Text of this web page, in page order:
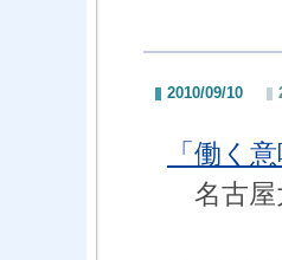
2010/09/10
「働く
名古屋